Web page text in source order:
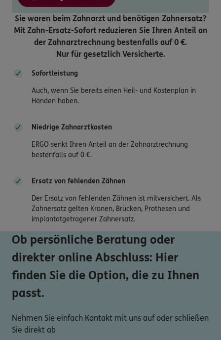
Sie waren beim Zahnarzt und benötigen Zahnersatz?
Mit Zahn-Ersatz-Sofort reduzieren Sie Ihren Anteil an
der Zahnarztrechnung bestenfalls auf 0 €.
Nur für gesetzlich Versicherte.
Sofortleistung
Auch, wenn Sie bereits einen Heil- und Kostenplan in
Händen haben.
Niedrige Zahnarztkosten
ERGO senkt Ihren Anteil an der Zahnarztrechnung
bestenfalls auf 0 €.
Ersatz von fehlenden Zähnen
Der Ersatz von fehlenden Zähnen ist mitversichert. Als
Zahnersatz gelten Kronen, Brücken, Prothesen und
implantatgetragener Zahnersatz.
Ob persönliche Beratung oder
direkter online Abschluss: Hier
finden Sie die Option, die zu Ihnen
passt.
Nehmen Sie einfach Kontakt mit uns auf oder schließen
Sie direkt ab